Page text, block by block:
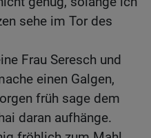
sehe im Tor des
Frau Seresch und
einen Galgen,
früh sage dem
daran aufhänge.